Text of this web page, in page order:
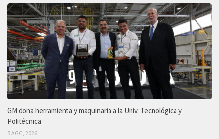
GM dona herramienta y maquinaria a la Univ. Tecnológica y
Politécnica
5 AGO, 2026